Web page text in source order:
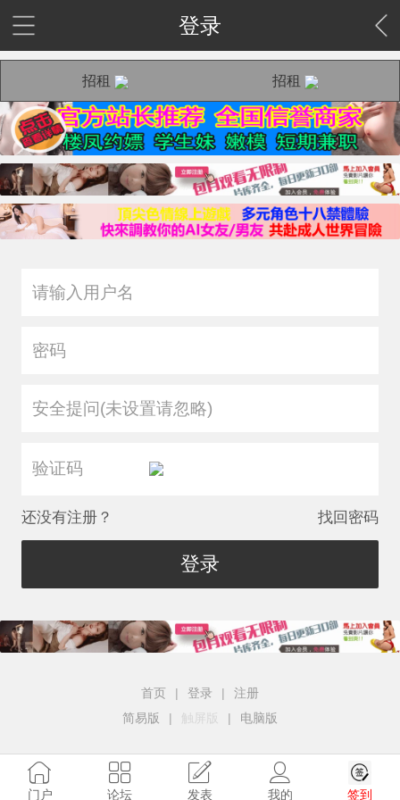
登录
招租 招租
安全提问(未设置请忽略)
还没有注册？ 找回密码
登录
首页 | 登录 |
注册
简易版
| 触屏版 | 电脑版
门户 论坛 发表 我的 签到